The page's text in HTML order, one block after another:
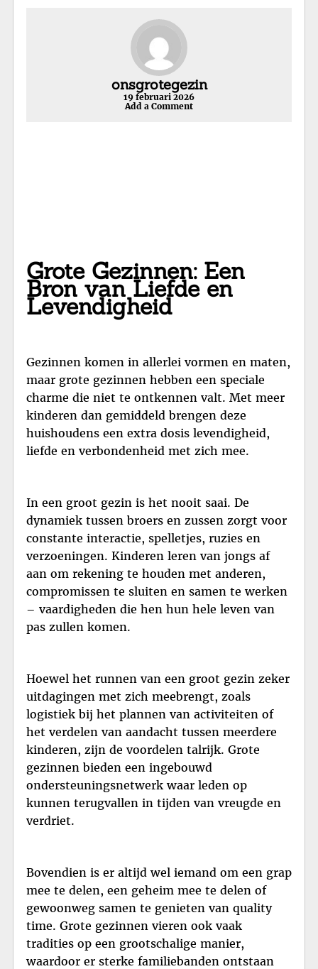
onsgrotegezin
19 februari 2026
Add a Comment
Grote Gezinnen: Een
Bron van Liefde en
Levendigheid
Gezinnen komen in allerlei vormen en maten,
maar grote gezinnen hebben een speciale
charme die niet te ontkennen valt. Met meer
kinderen dan gemiddeld brengen deze
huishoudens een extra dosis levendigheid,
liefde en verbondenheid met zich mee.
In een groot gezin is het nooit saai. De
dynamiek tussen broers en zussen zorgt voor
constante interactie, spelletjes, ruzies en
verzoeningen. Kinderen leren van jongs af
aan om rekening te houden met anderen,
compromissen te sluiten en samen te werken
– vaardigheden die hen hun hele leven van
pas zullen komen.
Hoewel het runnen van een groot gezin zeker
uitdagingen met zich meebrengt, zoals
logistiek bij het plannen van activiteiten of
het verdelen van aandacht tussen meerdere
kinderen, zijn de voordelen talrijk. Grote
gezinnen bieden een ingebouwd
ondersteuningsnetwerk waar leden op
kunnen terugvallen in tijden van vreugde en
verdriet.
Bovendien is er altijd wel iemand om een grap
mee te delen, een geheim mee te delen of
gewoonweg samen te genieten van quality
time. Grote gezinnen vieren ook vaak
tradities op een grootschalige manier,
waardoor er sterke familiebanden ontstaan